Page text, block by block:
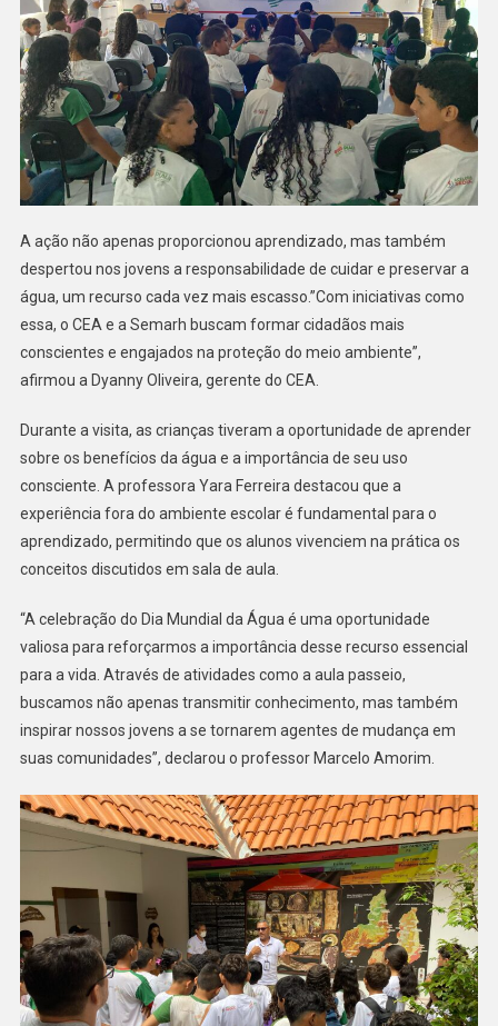
A ação não apenas proporcionou aprendizado, mas também
despertou nos jovens a responsabilidade de cuidar e preservar a
água, um recurso cada vez mais escasso.”Com iniciativas como
essa, o CEA e a Semarh buscam formar cidadãos mais
conscientes e engajados na proteção do meio ambiente”,
afirmou a Dyanny Oliveira, gerente do CEA.
Durante a visita, as crianças tiveram a oportunidade de aprender
sobre os benefícios da água e a importância de seu uso
consciente. A professora Yara Ferreira destacou que a
experiência fora do ambiente escolar é fundamental para o
aprendizado, permitindo que os alunos vivenciem na prática os
conceitos discutidos em sala de aula.
“A celebração do Dia Mundial da Água é uma oportunidade
valiosa para reforçarmos a importância desse recurso essencial
para a vida. Através de atividades como a aula passeio,
buscamos não apenas transmitir conhecimento, mas também
inspirar nossos jovens a se tornarem agentes de mudança em
suas comunidades”, declarou o professor Marcelo Amorim.